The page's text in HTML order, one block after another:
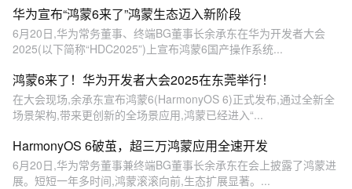
展状态！
华为宣布“鸿蒙6来了”鸿蒙生态迈入新阶段
6月20日,华为常务董事、终端BG董事长余承东在华为开发者大会
2025(以下简称“HDC2025”)上宣布鸿蒙6国产操作系统...
鸿蒙6来了！华为开发者大会2025在东莞举行！
在大会现场,余承东宣布鸿蒙6(HarmonyOS 6)正式发布,通过全新全
场景架构,带来更创新的全场景应用,鸿蒙已经进入“...
HarmonyOS 6破茧，超三万鸿蒙应用全速开发
6月20日,华为常务董事兼终端BG董事长余承东在会上披露了鸿蒙进
展。短短一年多时间,鸿蒙滚滚向前,生态扩展显著。...